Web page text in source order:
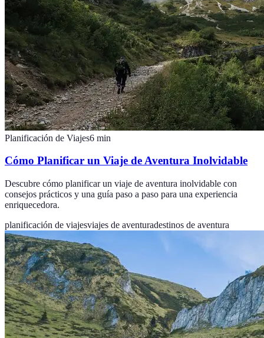
Planificación de Viajes6 min
Cómo Planificar un Viaje de Aventura Inolvidable
Descubre cómo planificar un viaje de aventura inolvidable con
consejos prácticos y una guía paso a paso para una experiencia
enriquecedora.
planificación de viajesviajes de aventuradestinos de aventura